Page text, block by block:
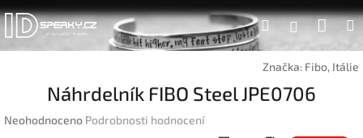
Přejít
na
obsah
Hledat
Značka: Fibo, Itálie
Náhrdelník FIBO Steel JPE0706
Průměrné
Neohodnoceno Podrobnosti hodnocení